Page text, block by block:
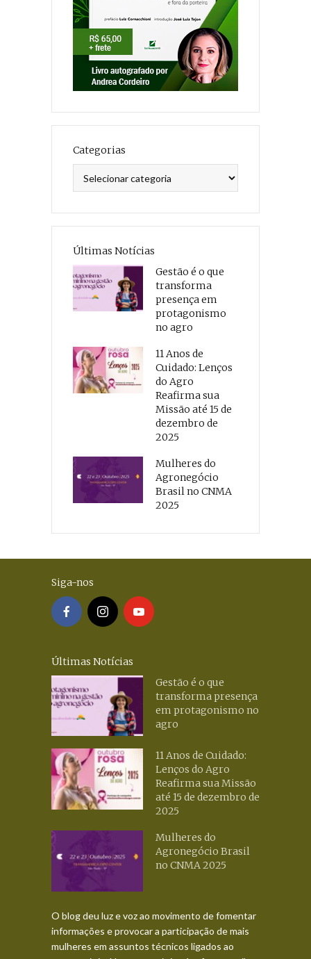
Categorias
Últimas Notícias
Gestão é o que
transforma
presença em
protagonismo
no agro
11 Anos de
Cuidado: Lenços
do Agro
Reafirma sua
Missão até 15 de
dezembro de
2025
Mulheres do
Agronegócio
Brasil no CNMA
2025
Siga-nos
Últimas Notícias
Gestão é o que
transforma presença
em protagonismo no
agro
11 Anos de Cuidado:
Lenços do Agro
Reafirma sua Missão
até 15 de dezembro de
2025
Mulheres do
Agronegócio Brasil
no CNMA 2025
O blog deu luz e voz ao movimento de fomentar
informações e provocar a participação de mais
mulheres em assuntos técnicos ligados ao